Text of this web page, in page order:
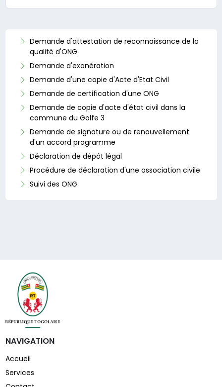
Demande d'attestation de reconnaissance de la
qualité d'ONG
Demande d'exonération
Demande d'une copie d'Acte d'Etat Civil
Demande de certification d'une ONG
Demande de copie d'acte d'état civil dans la
commune du Golfe 3
Demande de signature ou de renouvellement
d'un accord programme
Déclaration de dépôt légal
Procédure de déclaration d'une association civile
Suivi des ONG
NAVIGATION
Accueil
Services